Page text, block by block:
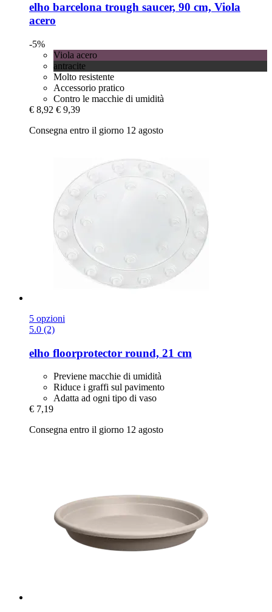
elho barcelona trough saucer, 90 cm, Viola
acero
-5%
Viola acero
antracite
Molto resistente
Accessorio pratico
Contro le macchie di umidità
€ 8,92 € 9,39
Consegna entro il giorno 12 agosto
5 opzioni
5.0 (2)
elho floorprotector round, 21 cm
Previene macchie di umidità
Riduce i graffi sul pavimento
Adatta ad ogni tipo di vaso
€ 7,19
Consegna entro il giorno 12 agosto